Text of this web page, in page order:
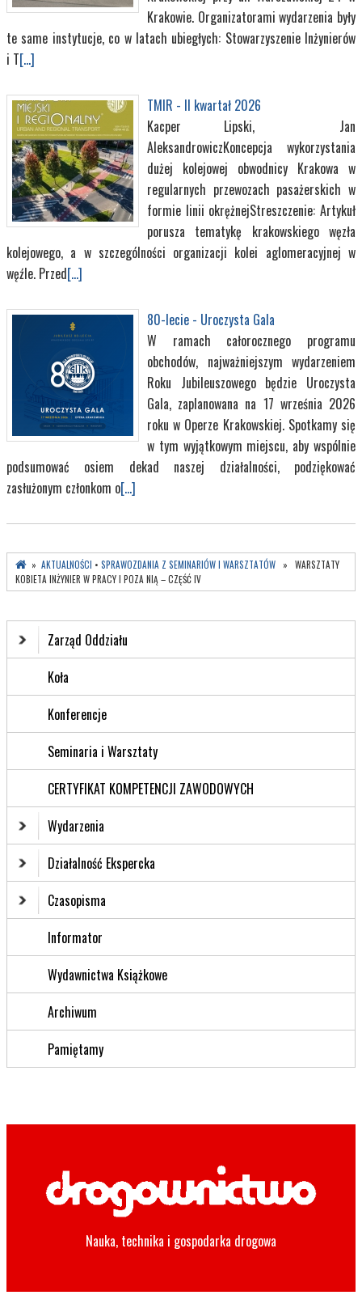
Krakowie. Organizatorami wydarzenia były
te same instytucje, co w latach ubiegłych: Stowarzyszenie Inżynierów
i T[...]
TMIR - II kwartał 2026
Kacper Lipski, Jan
AleksandrowiczKoncepcja wykorzystania
dużej kolejowej obwodnicy Krakowa w
regularnych przewozach pasażerskich w
formie linii okrężnejStreszczenie: Artykuł
porusza tematykę krakowskiego węzła
kolejowego, a w szczególności organizacji kolei aglomeracyjnej w
węźle. Przed[...]
80-lecie - Uroczysta Gala
W ramach całorocznego programu
obchodów, najważniejszym wydarzeniem
Roku Jubileuszowego będzie Uroczysta
Gala, zaplanowana na 17 września 2026
roku w Operze Krakowskiej. Spotkamy się
w tym wyjątkowym miejscu, aby wspólnie
podsumować osiem dekad naszej działalności, podziękować
zasłużonym członkom o[...]
» AKTUALNOŚCI • SPRAWOZDANIA Z SEMINARIÓW I WARSZTATÓW » WARSZTATY
KOBIETA INŻYNIER W PRACY I POZA NIĄ – CZĘŚĆ IV
Zarząd Oddziału
Koła
Konferencje
Seminaria i Warsztaty
CERTYFIKAT KOMPETENCJI ZAWODOWYCH
Wydarzenia
Działalność Ekspercka
Czasopisma
Informator
Wydawnictwa Książkowe
Archiwum
Pamiętamy
Nauka, technika i gospodarka drogowa